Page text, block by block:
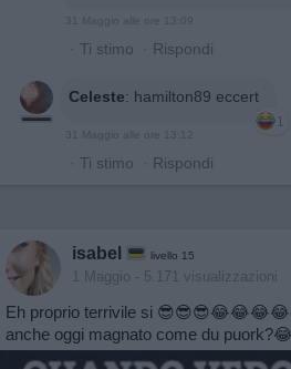
· Ti stimo · Rispondi
Celeste: hamilton89 eccert
1
· Ti stimo · Rispondi
isabel livello 15
1 Maggio - 5.171 visualizzazioni
Eh proprio terrivile si
anche oggi magnato come du